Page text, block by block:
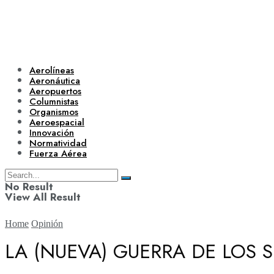
Aerolíneas
Aeronáutica
Aeropuertos
Columnistas
Organismos
Aeroespacial
Innovación
Normatividad
Fuerza Aérea
No Result
View All Result
Home Opinión
LA (NUEVA) GUERRA DE LOS